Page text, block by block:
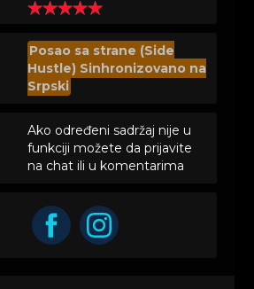
Posao sa strane (Side
Hustle) Sinhronizovano na
Srpski
Ako određeni sadržaj nije u
funkciji možete da prijavite
na chat ili u komentarima